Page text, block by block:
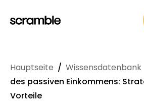
Hauptseite / Wissensdatenbank
des passiven Einkommens:
Vorteile